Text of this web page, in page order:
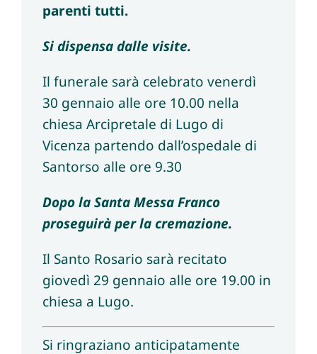
parenti tutti.
Si dispensa dalle visite.
Il funerale sarà celebrato venerdì
30 gennaio alle ore 10.00 nella
chiesa Arcipretale di Lugo di
Vicenza partendo dall’ospedale di
Santorso alle ore 9.30
Dopo la Santa Messa Franco
proseguirà per la cremazione.
Il Santo Rosario sarà recitato
giovedì 29 gennaio alle ore 19.00 in
chiesa a Lugo.
Si ringraziano anticipatamente